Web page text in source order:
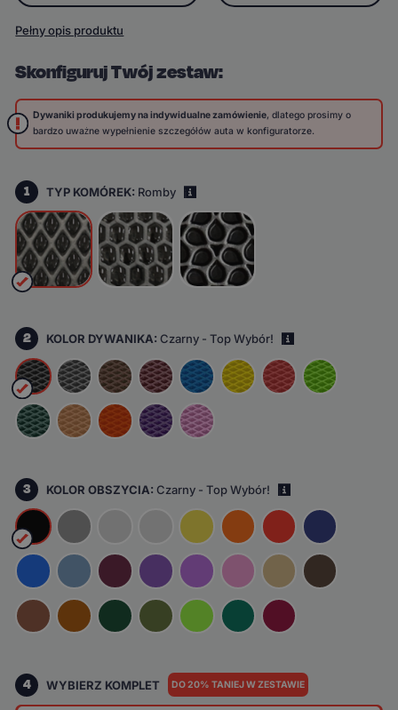
Skonfiguruj Twój zestaw:
Dywaniki produkujemy na indywidualne zamówienie, dlatego prosimy o
bardzo uważne wypełnienie szczegółów auta w konfiguratorze.
1 TYP KOMÓREK: Romby
2 KOLOR DYWANIKA:Czarny - Top Wybór!
3 KOLOR OBSZYCIA:Czarny - Top Wybór!
4 WYBIERZ KOMPLET DO 20% TANIEJ W ZESTAWIE
Pełny opis produktu